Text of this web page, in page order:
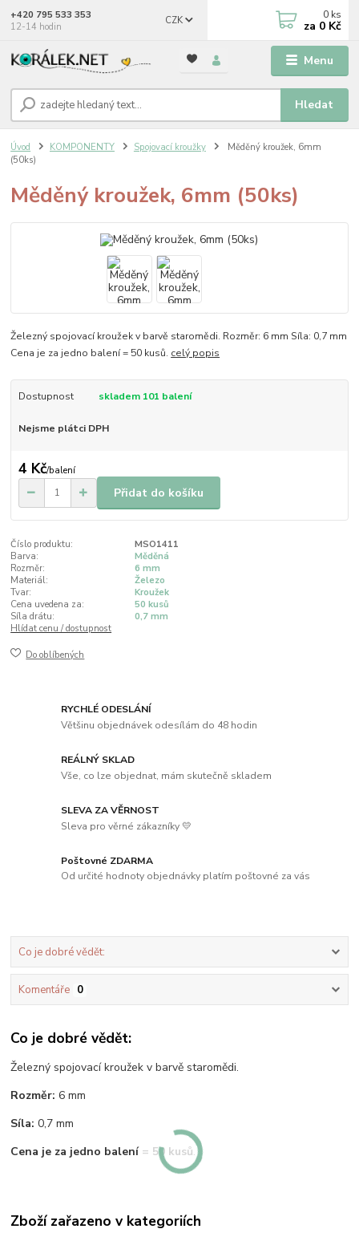
Menu
CZK
Hledat
+420 795 533 353
12-14 hodin
0 ks
za 0 Kč
Úvod KOMPONENTY Spojovací kroužky
Měděný kroužek, 6mm
(50ks)
Měděný kroužek, 6mm (50ks)
Železný spojovací kroužek v barvě staromědi. Rozměr: 6 mm Síla: 0,7 mm
Cena je za jedno balení = 50 kusů. celý popis
Dostupnost skladem 101 balení
Nejsme plátci DPH
4 Kč/balení
Přidat do košíku
Číslo produktu:
MSO1411
Barva:
Měděná
Rozměr:
6 mm
Materiál:
Železo
Tvar:
Kroužek
Cena uvedena za:
50 kusů
Síla drátu:
0,7 mm
Hlídat cenu / dostupnost
Do oblíbených
RYCHLÉ ODESLÁNÍ
Většinu objednávek odesílám do 48 hodin
REÁLNÝ SKLAD
Vše, co lze objednat, mám skutečně skladem
SLEVA ZA VĚRNOST
Sleva pro věrné zákazníky 💛
Poštovné ZDARMA
Od určité hodnoty objednávky platím poštovné za vás
Co je dobré vědět:
Komentáře 0
Co je dobré vědět:
Železný spojovací kroužek v barvě staromědi.
Rozměr: 6 mm
Síla: 0,7 mm
Cena je za jedno balení = 50 kusů.
Zboží zařazeno v kategoriích